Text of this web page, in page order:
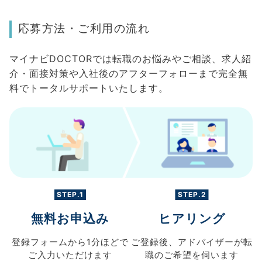
応募方法・ご利用の流れ
マイナビDOCTORでは転職のお悩みやご相談、求人紹
介・面接対策や入社後のアフターフォローまで完全無
料でトータルサポートいたします。
STEP.1
無料お申込み
登録フォームから 1分ほどで
ご入力 いただけます
STEP.2
ヒアリング
ご登録後、 アドバイザーが転
職のご希望を伺います